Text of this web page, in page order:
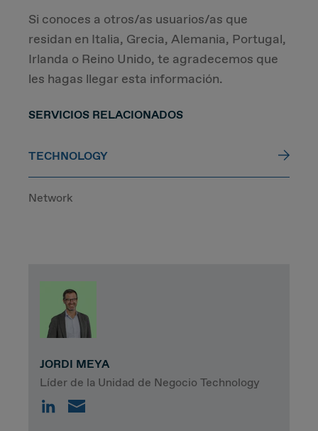
Si conoces a otros/as usuarios/as que
residan en Italia, Grecia, Alemania, Portugal,
Irlanda o Reino Unido, te agradecemos que
les hagas llegar esta información.
SERVICIOS RELACIONADOS
TECHNOLOGY
Network
JORDI MEYA
Líder de la Unidad de Negocio Technology